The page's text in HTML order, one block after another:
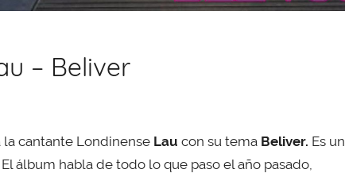
– Beliver
la cantante Londinense Lau con su tema Beliver. Es un
álbum habla de todo lo que paso el año pasado,